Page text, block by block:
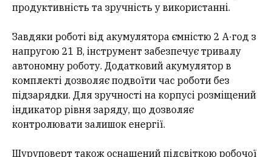
продуктивність та зручність у використанні.
Завдяки роботі від акумулятора ємністю 2 А·год з
напругою 21 В, інструмент забезпечує тривалу
автономну роботу. Додатковий акумулятор в
комплекті дозволяє подвоїти час роботи без
підзарядки. Для зручності на корпусі розміщений
індикатор рівня заряду, що дозволяє
контролювати залишок енергії.
Шуруповерт також оснащений підсвіткою робочої